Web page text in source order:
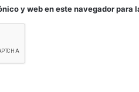
y web en este navegador para